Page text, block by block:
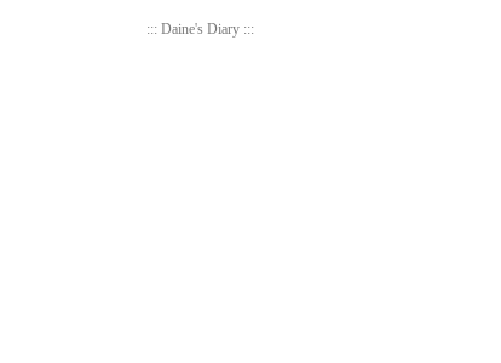
::: Daine's Diary :::